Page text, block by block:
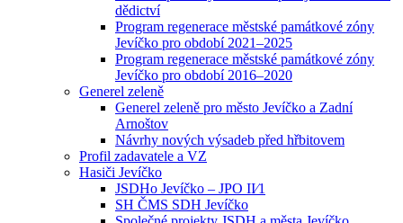
dědictví
Program regenerace městské památkové zóny
Jevíčko pro období 2021–2025
Program regenerace městské památkové zóny
Jevíčko pro období 2016–2020
Generel zeleně
Generel zeleně pro město Jevíčko a Zadní
Arnoštov
Návrhy nových výsadeb před hřbitovem
Profil zadavatele a VZ
Hasiči Jevíčko
JSDHo Jevíčko – JPO II⁄1
SH ČMS SDH Jevíčko